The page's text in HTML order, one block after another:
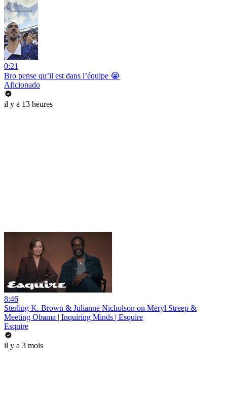
0:21
Bro pense qu’il est dans l’équipe 😭
Aficionado
il y a 13 heures
8:46
Sterling K. Brown & Julianne Nicholson on Meryl Streep &
Meeting Obama | Inquiring Minds | Esquire
Esquire
il y a 3 mois